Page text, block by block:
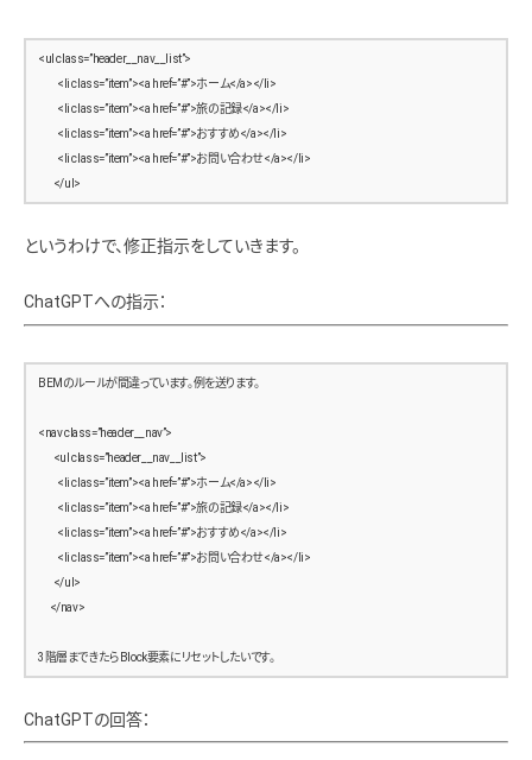
<a href=”/” class=”header__logo__link”>
<img src=”/assets/img/logo.png” alt=”Travel Blog ロゴ”>
</a>
</h1>
<nav class=”header__nav”>
<ul class=”header__nav__list”>
<li class=”header__nav__item”><a href=”#”>ホーム</a></li>
<li class=”header__nav__item”><a href=”#”>おすすめ</a></li>
</ul>
</nav>
</header>
<!– ======================
Main
====================== –>
<main class=”main”>
<div class=”main__inner”>
<!– 投稿一覧 –>
<section class=”post-list”>
<figure class=”post__image post__image–full”>
<img src=”/assets/img/sample1.jpg” alt=”旅の風景1″>
<div class=”post__body”>
<ul class=”header__nav__list”>
<li class=”item”><a href=”#”>ホーム</a></li>
<li class=”item”><a href=”#”>旅の記録</a></li>
<li class=”item”><a href=”#”>おすすめ</a></li>
<li class=”item”><a href=”#”>お問い合わせ</a></li>
</ul>
というわけで、修正指示をしていきます。
ChatGPTへの指示：
BEMのルールが間違っています。例を送ります。
<nav class=”header__nav”>
<ul class=”header__nav__list”>
<li class=”item”><a href=”#”>ホーム</a></li>
<li class=”item”><a href=”#”>旅の記録</a></li>
<li class=”item”><a href=”#”>おすすめ</a></li>
<li class=”item”><a href=”#”>お問い合わせ</a></li>
</ul>
</nav>
3階層まできたらBlock要素にリセットしたいです。
ChatGPTの回答：